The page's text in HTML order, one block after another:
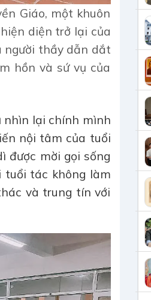
Giáo, một khuôn
diện trở lại của
người thầy dẫn dắt
hồn và sứ vụ của
nhìn lại chính mình
nội tâm của tuổi
được mời gọi sống
tuổi tác không làm
và trung tín với